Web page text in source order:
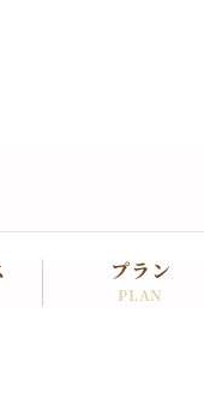
プラン
PLAN